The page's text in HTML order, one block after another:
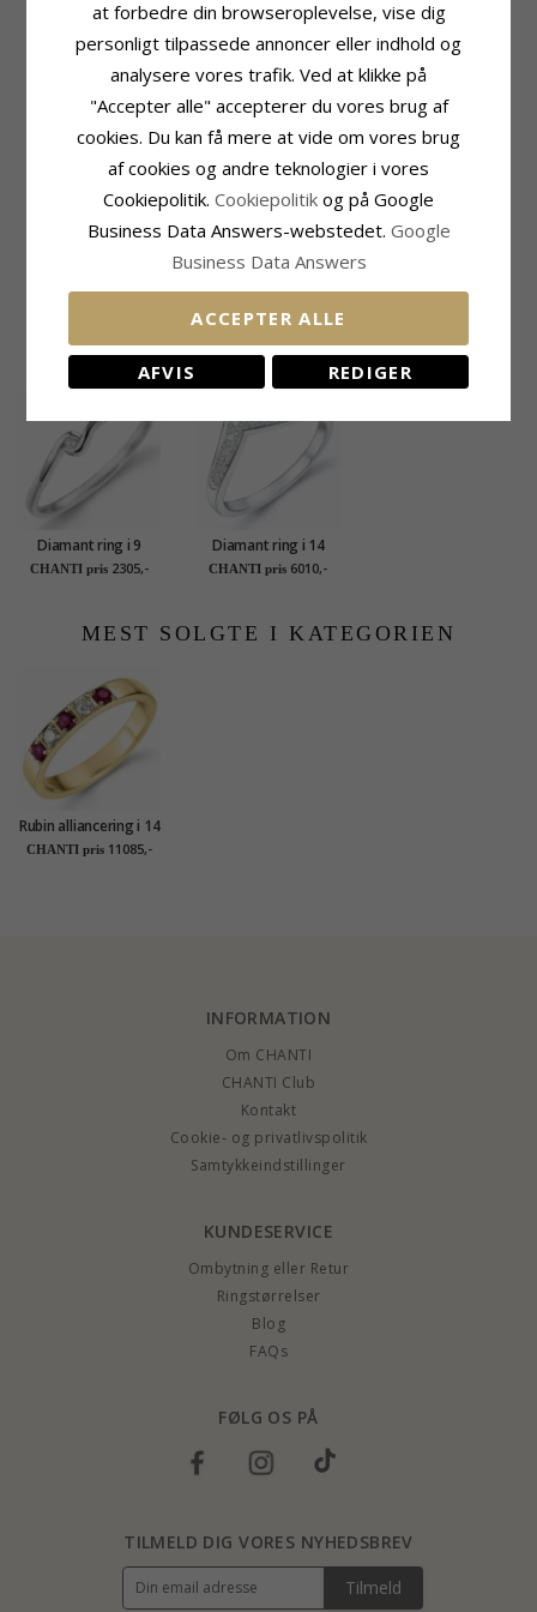
Ring
14
Ædelmetal:Hvidguld
Overflade:
Blank
Sten:Diamant
Diamant Farve: Wesselton
Diamant Klarhed:SI
0,08
Rubin
0,17
Ringskinne
Bredde Top:
2,2 mm
Bredde Bund:
Tykkelse Top:1,8 mm
Tykkelse Bund:1,3 mm
Str. På Lager:2-3 Hverdage
RELATEREDE PRODUKTER
Diamant ring i 9
karat hvidguld 0,02 ct
CHANTI pris 2305,-
Diamant ring i 14
karat hvidguld 0,117
CHANTI pris 6010,-
MEST SOLGTE I KATEGORIEN
Rubin alliancering i 14
karat guld 0,10 ct
CHANTI pris 11085,-
INFORMATION
Om CHANTI
CHANTI Club
Kontakt
Cookie- og privatlivspolitik
Samtykkeindstillinger
KUNDESERVICE
Ombytning eller Retur
Ringstørrelser
Blog
FAQs
FØLG OS PÅ
TILMELD DIG VORES NYHEDSBREV
Tilmeld
at forbedre din browseroplevelse, vise dig
personligt tilpassede annoncer eller indhold og
analysere vores trafik. Ved at klikke på
"Accepter alle" accepterer du vores brug af
cookies. Du kan få mere at vide om vores brug
af cookies og andre teknologier i vores
Cookiepolitik. Cookiepolitik og på Google
Business Data Answers-webstedet. Google
Business Data Answers
ACCEPTER ALLE
AFVIS REDIGER